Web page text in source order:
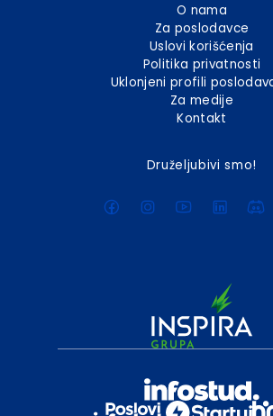
O nama
Za poslodavce
Uslovi korišćenja
Politika privatnosti
Uklonjeni profili
Za medije
Kontakt
Druželjubivi smo!